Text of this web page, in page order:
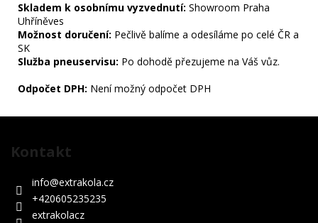
Skladem k osobnímu vyzvednutí: Showroom Praha
Uhříněves
Možnost doručení: Pečlivě balíme a odesíláme po celé ČR a
SK
Služba pneuservisu: Po dohodě přezujeme na Váš vůz.
Odpočet DPH: Není možný odpočet DPH
Kontakt
info@extrakola.cz
+420605235235
extrakolacz